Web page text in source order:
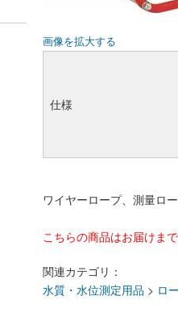
画像を拡大する
仕様
ワイヤーロープ、測量ロ
こちらの商品はお届けま
関連カテゴリ：
水質・水位測定用品 > ロ